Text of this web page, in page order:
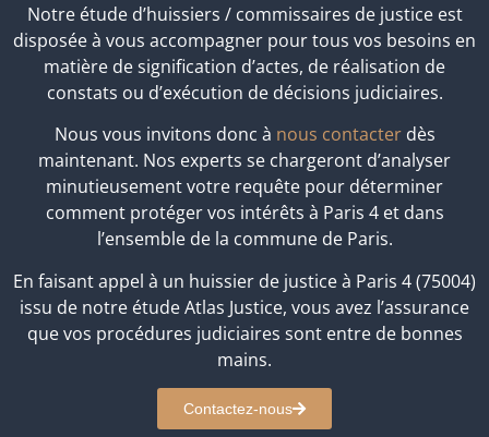
Notre étude d’huissiers / commissaires de justice est
disposée à vous accompagner pour tous vos besoins en
matière de signification d’actes, de réalisation de
constats ou d’exécution de décisions judiciaires.
Nous vous invitons donc à nous contacterdès
maintenant. Nos experts se chargeront d’analyser
minutieusement votre requête pour déterminer
comment protéger vos intérêts à Paris 4 et dans
l’ensemble de la commune de Paris.
En faisant appel à un huissier de justice à Paris 4 (75004)
issu de notre étude Atlas Justice, vous avez l’assurance
que vos procédures judiciaires sont entre de bonnes
mains.
Contactez-nous